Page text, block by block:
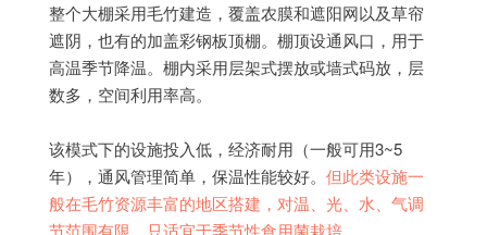
整个大棚采用毛竹建造，覆盖农膜和遮阳网以及草帘
遮阴，也有的加盖彩钢板顶棚。棚顶设通风口，用于
高温季节降温。棚内采用层架式摆放或墙式码放，层
数多，空间利用率高。
该模式下的设施投入低，经济耐用（一般可用3~5
年），通风管理简单，保温性能较好。 但此类设施一
般在毛竹资源丰富的地区搭建，对温、光、水、气调
节范围有限，只适宜于季节性食用菌栽培。